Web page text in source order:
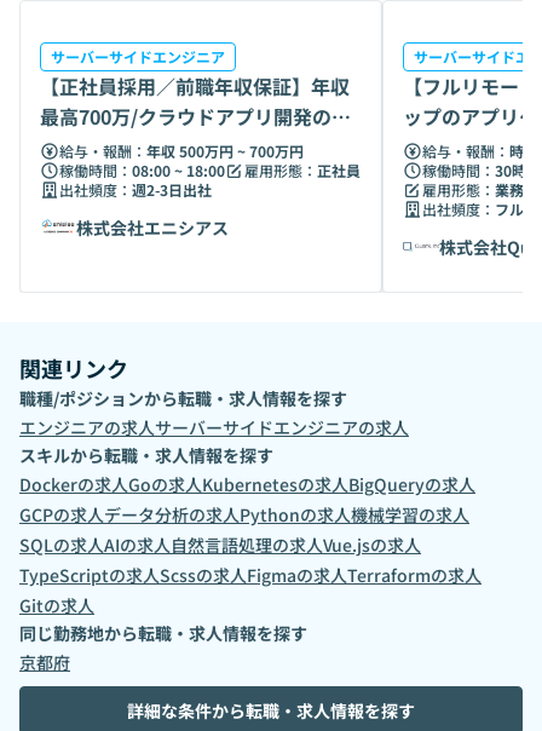
サーバーサイドエンジニア
【正社員採用／前職年収保証】年収
最高700万/クラウドアプリ開発の最
前線へ
給与・報酬： 年収 500万円 ~ 700万円
稼働時間： 08:00 ~ 18:00 雇用形態： 正社員
出社頻度： 週2-3日出社
株式会社エニシアス
サーバーサイドエ
【フルリモー
ップのアプリ
Web ・業務
給与・報酬： 時
稼働時間： 30時
雇用形態： 業務委
出社頻度： フル
株式会社
関連リンク
職種/ポジションから転職・求人情報を探す
エンジニアの求人サーバーサイドエンジニアの求人
スキルから転職・求人情報を探す
Dockerの求人Goの求人Kubernetesの求人BigQueryの求人
GCPの求人データ分析の求人Pythonの求人機械学習の求人
SQLの求人AIの求人 自然言語処理の求人Vue.jsの求人
TypeScriptの求人Scssの求人Figmaの求人Terraformの求人
Gitの求人
同じ勤務地から転職・求人情報を探す
京都府
詳細な条件から転職・求人情報を探す